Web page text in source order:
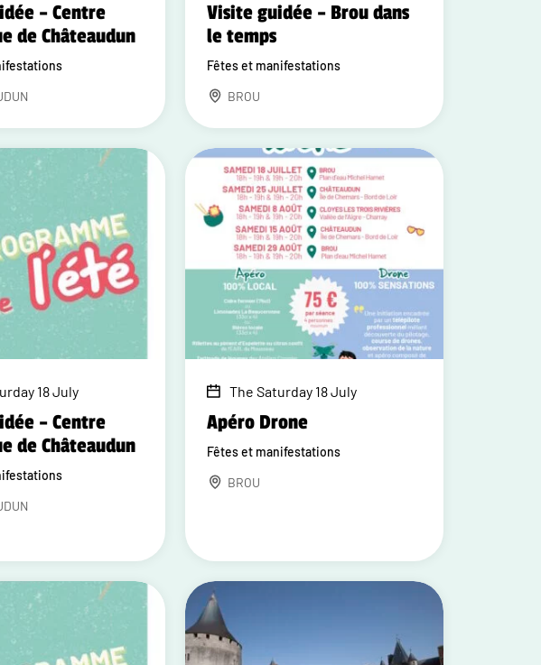
– Centre
de Châteaudun
Visite guidée – Brou dans
le temps
Fêtes et manifestations
BROU
18 July
– Centre
de Châteaudun
The Saturday 18 July
Apéro Drone
Fêtes et manifestations
BROU